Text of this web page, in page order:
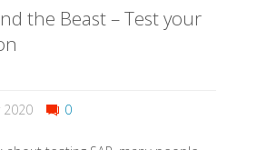
Perspective"
the Beast – Test your
0